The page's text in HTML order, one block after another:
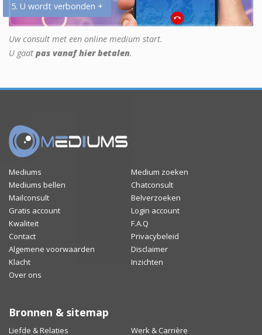
5. U wordt verbonden +
Uw consult met een online medium start.
U gaat pas vanaf hier betalen.
Mediums
Medium zoeken
Mediums bellen
Chatconsult
Mailconsult
Belverzoeken
Gratis account
Login account
Kwaliteit
F.A.Q
Contact
Privacybeleid
Algemene voorwaarden
Disclaimer
Klacht
Inzichten
Over ons
Bronnen & sitemap
Liefde & Relaties Werk & Carrière